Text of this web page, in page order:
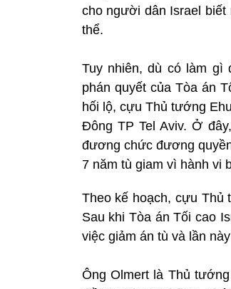
cho người dân Israel
thể.
Tuy nhiên, dù có làm gì
phán quyết của Tòa án
hối lộ, cựu Thủ tướng
Đông TP Tel Aviv. Ở
đương chức đương
7 năm tù giam vì hành vi
Theo kế hoạch, cựu Thủ
Sau khi Tòa án Tối cao
việc giảm án tù và lần
Ông Olmert là Thủ